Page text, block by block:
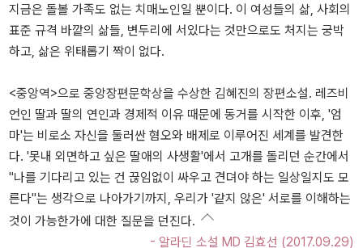
지금은 돌볼 가족도 없는 치매노인일 뿐이다. 이 여성들의 삶, 사회의
표준 규격 바깥의 삶들, 변두리에 서있다는 것만으로도 처지는 궁박
하고, 삶은 위태롭기 짝이 없다.
<중앙역>으로 중앙장편문학상을 수상한 김혜진의 장편소설. 레즈비
언인 딸과 딸의 연인과 경제적 이유 때문에 동거를 시작한 이후, '엄
마'는 비로소 자신을 둘러싼 혐오와 배제로 이루어진 세계를 발견한
다. '못내 외면하고 싶은 딸애의 사생활'에서 고개를 돌리던 순간에서
"나를 기다리고 있는 건 끊임없이 싸우고 견뎌야 하는 일상일지도 모
른다"는 생각으로 나아가기까지, 우리가 '같지 않은' 서로를 이해하는
것이 가능한가에 대한 질문을 던진다.
- 알라딘 소설 MD 김효선 (2017.09.29)